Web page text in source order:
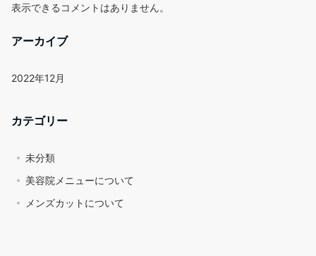
表示できるコメントはありません。
アーカイブ
2022年12月
カテゴリー
未分類
美容院メニューについて
メンズカットについて